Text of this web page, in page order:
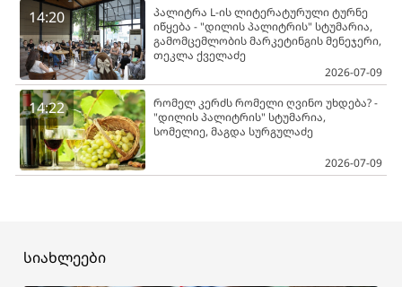
14:20
პალიტრა L-ის ლიტერატურული ტურნე
იწყება - "დილის პალიტრის" სტუმარია,
გამომცემლობის მარკეტინგის მენეჯერი,
თეკლა ქველაძე
2026-07-09
14:22
რომელ კერძს რომელი ღვინო უხდება? -
"დილის პალიტრის" სტუმარია,
სომელიე, მაგდა სურგულაძე
2026-07-09
სიახლეები